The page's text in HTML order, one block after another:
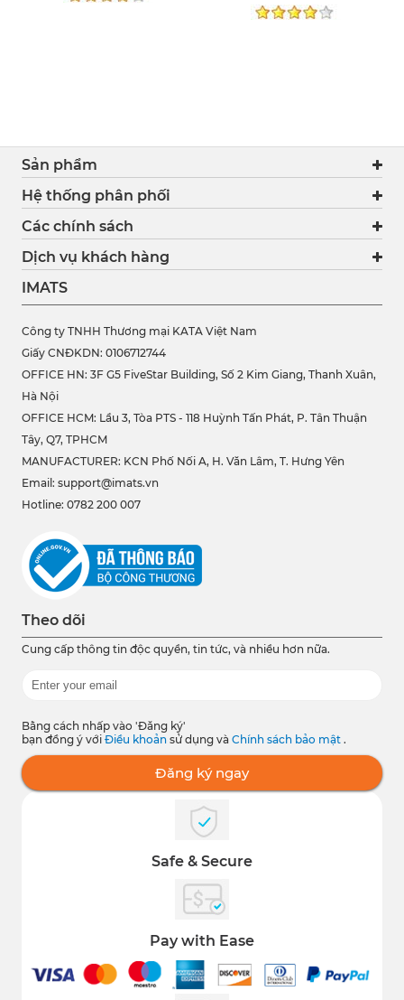
Sản phẩm
Hệ thống phân phối
Các chính sách
Dịch vụ khách hàng
IMATS
Công ty TNHH Thương mại KATA Việt Nam
Giấy CNĐKDN: 0106712744
OFFICE HN: 3F G5 FiveStar Building, Số 2 Kim Giang, Thanh Xuân,
Hà Nội
OFFICE HCM: Lầu 3, Tòa PTS - 118 Huỳnh Tấn Phát, P. Tân Thuận
Tây, Q7, TPHCM
MANUFACTURER: KCN Phố Nối A, H. Văn Lâm, T. Hưng Yên
Email: support@imats.vn
Hotline: 0782 200 007
Theo dõi
Cung cấp thông tin độc quyền, tin tức, và nhiều hơn nữa.
Bằng cách nhấp vào 'Đăng ký'
bạn đồng ý với Điều khoản sử dụng và Chính sách bảo mật .
Đăng ký ngay
Safe & Secure
Pay with Ease